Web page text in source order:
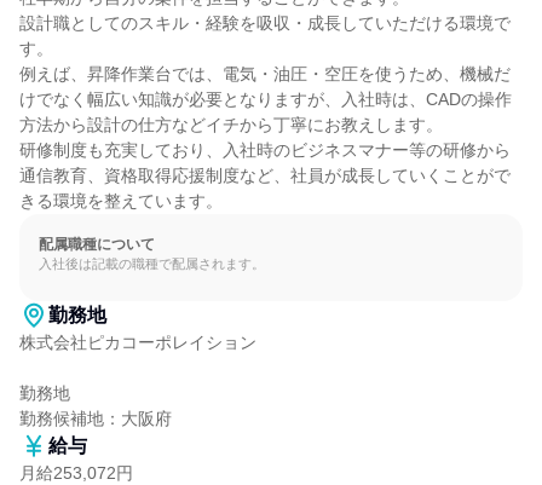
設計職としてのスキル・経験を吸収・成長していただける環境で
す。
例えば、昇降作業台では、電気・油圧・空圧を使うため、機械だ
けでなく幅広い知識が必要となりますが、入社時は、CADの操作
方法から設計の仕方などイチから丁寧にお教えします。
研修制度も充実しており、入社時のビジネスマナー等の研修から
通信教育、資格取得応援制度など、社員が成長していくことがで
きる環境を整えています。
配属職種について
入社後は記載の職種で配属されます。
勤務地
株式会社ピカコーポレイション
勤務地
勤務候補地：大阪府
給与
月給253,072円